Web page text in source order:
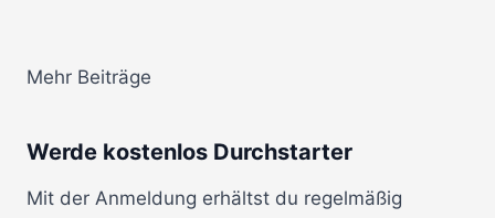
Mehr Beiträge
Werde kostenlos Durchstarter
Mit der Anmeldung erhältst du regelmäßig